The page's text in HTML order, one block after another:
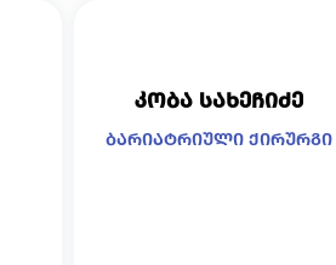
კობა სახეჩიძე
ბარიატრიული ქირურგი